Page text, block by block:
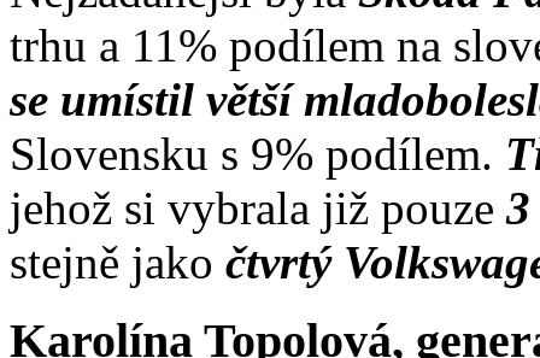
trhu a 11% podílem na
se umístil větší
Slovensku s 9% podílem.
jehož si vybrala již pouze
stejně jako čtvrtý
Karolína Topolová,